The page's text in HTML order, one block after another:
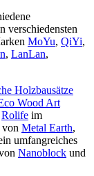
verschiedensten
MoYu, QiYi,
, LanLan,
Holzbausätze
Wood Art
Rolife im
Metal Earth,
umfangreiches
Nanoblock und